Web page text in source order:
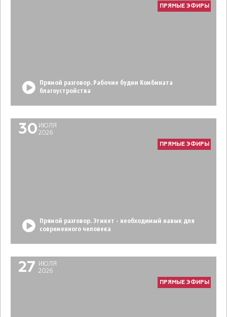
ПРЯМЫЕ ЭФИРЫ
Прямой разговор. Рабочие будни Комбината
благоустройства
30 ИЮЛЯ
2026
ПРЯМЫЕ ЭФИРЫ
Прямой разговор. Этикет - необходимый навык для
современного человека
27
ИЮЛЯ
2026
ПРЯМЫЕ ЭФИРЫ